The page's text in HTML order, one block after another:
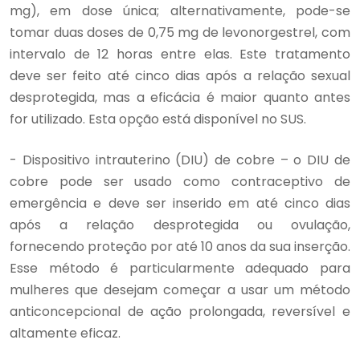
mg), em dose única; alternativamente, pode-se
tomar duas doses de 0,75 mg de levonorgestrel, com
intervalo de 12 horas entre elas. Este tratamento
deve ser feito até cinco dias após a relação sexual
desprotegida, mas a eficácia é maior quanto antes
for utilizado. Esta opção está disponível no SUS.
- Dispositivo intrauterino (DIU) de cobre – o DIU de
cobre pode ser usado como contraceptivo de
emergência e deve ser inserido em até cinco dias
após a relação desprotegida ou ovulação,
fornecendo proteção por até 10 anos da sua inserção.
Esse método é particularmente adequado para
mulheres que desejam começar a usar um método
anticoncepcional de ação prolongada, reversível e
altamente eficaz.